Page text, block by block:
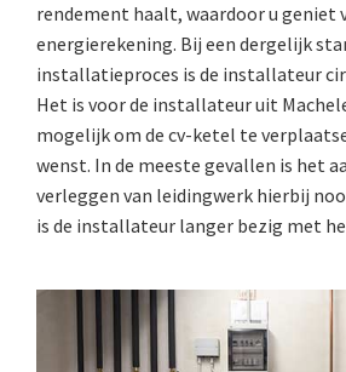
rendement haalt, waardoor u geniet
energierekening. Bij een dergelijk
installatieproces is de installateur
Het is voor de installateur uit
mogelijk om de cv-ketel te
wenst. In de meeste gevallen is het
verleggen van leidingwerk hierbij
is de installateur langer bezig met